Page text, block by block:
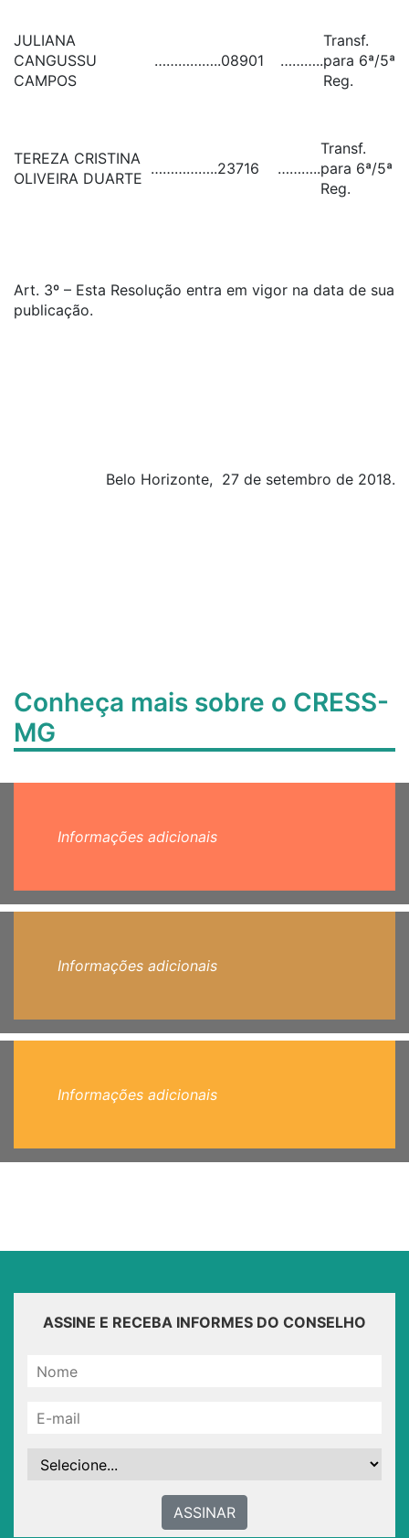
JULIANA
CANGUSSU
CAMPOS
……………..08901 ………..
Transf.
para 6ª/5ª
Reg.
TEREZA CRISTINA
OLIVEIRA DUARTE
……………..23716 ………..
Transf.
para 6ª/5ª
Reg.
Art. 3º – Esta Resolução entra em vigor na data de sua
publicação.
Belo Horizonte, 27 de setembro de 2018.
Conheça mais sobre o CRESS-
MG
Informações adicionais
Informações adicionais
Informações adicionais
ASSINE E RECEBA INFORMES DO CONSELHO
ASSINAR